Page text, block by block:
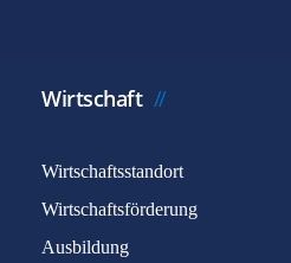
Wirtschaft
Wirtschaftsstandort
Wirtschaftsförderung
Ausbildung